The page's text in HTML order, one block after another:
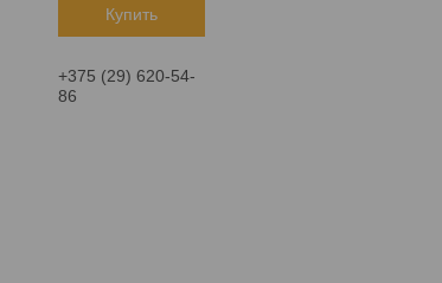
Купить
+375 (29) 620-54-
86